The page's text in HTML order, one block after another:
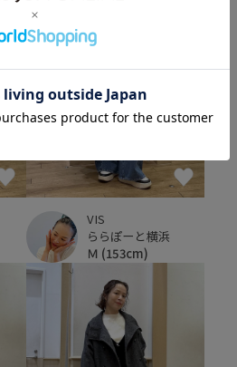
VIS
ららぽーと横浜
Ｍ (153cm)